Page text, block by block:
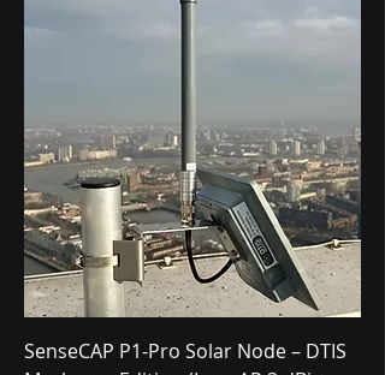
SenseCAP P1-Pro Solar Node – DTIS